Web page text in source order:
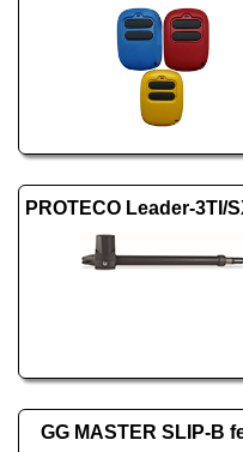
GG MASTER SLIP-B